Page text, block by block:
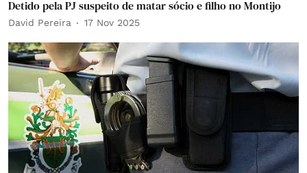
Detido pela PJ suspeito de matar sócio e filho no Montijo
David Pereira 17 Nov 2025